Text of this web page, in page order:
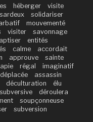
héberger
visite
solidariser
mouvementé
visiter
savonnage
entités
calme
accordait
approuve
sainte
régal
imaginatif
déplacée
assassin
déculturation
élu
subversive
déroulera
soupçonneuse
subversion